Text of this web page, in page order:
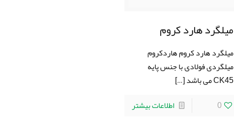
میلگرد هارد کروم
میلگرد هارد کروم هاردكروم
ميلگردی فولادی با جنس پايه
CK45 می باشد
[…]
0
اطلاعات بیشتر